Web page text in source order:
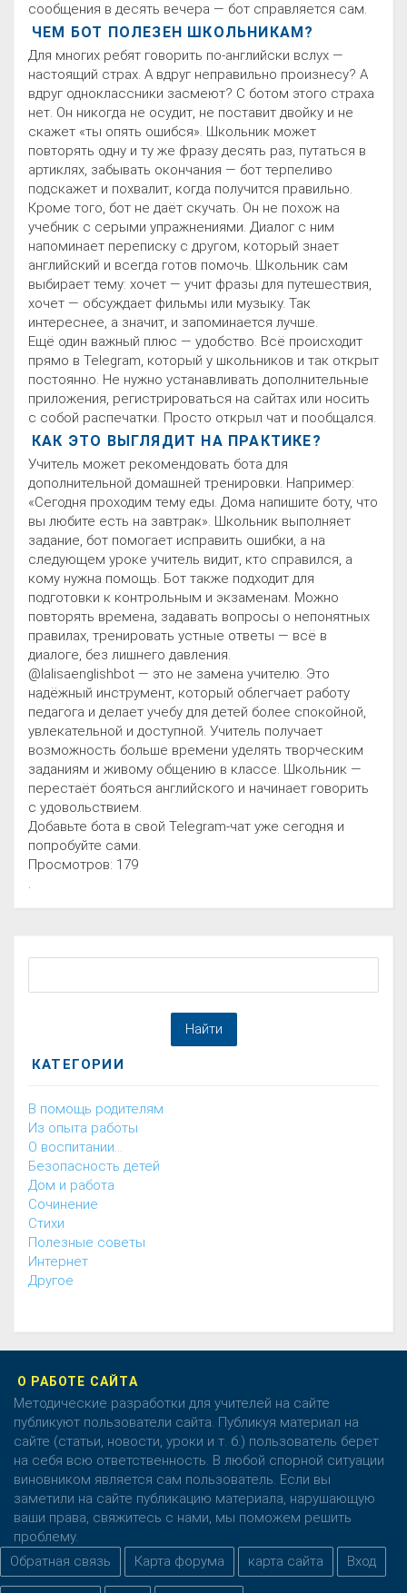
сообщения в десять вечера — бот справляется сам.
ЧЕМ БОТ ПОЛЕЗЕН ШКОЛЬНИКАМ?
Для многих ребят говорить по-английски вслух —
настоящий страх. А вдруг неправильно произнесу? А
вдруг одноклассники засмеют? С ботом этого страха
нет. Он никогда не осудит, не поставит двойку и не
скажет «ты опять ошибся». Школьник может
повторять одну и ту же фразу десять раз, путаться в
артиклях, забывать окончания — бот терпеливо
подскажет и похвалит, когда получится правильно.
Кроме того, бот не даёт скучать. Он не похож на
учебник с серыми упражнениями. Диалог с ним
напоминает переписку с другом, который знает
английский и всегда готов помочь. Школьник сам
выбирает тему: хочет — учит фразы для путешествия,
хочет — обсуждает фильмы или музыку. Так
интереснее, а значит, и запоминается лучше.
Ещё один важный плюс — удобство. Всё происходит
прямо в Telegram, который у школьников и так открыт
постоянно. Не нужно устанавливать дополнительные
приложения, регистрироваться на сайтах или носить
с собой распечатки. Просто открыл чат и пообщался.
КАК ЭТО ВЫГЛЯДИТ НА ПРАКТИКЕ?
Учитель может рекомендовать бота для
дополнительной домашней тренировки. Например:
«Сегодня проходим тему еды. Дома напишите боту, что
вы любите есть на завтрак». Школьник выполняет
задание, бот помогает исправить ошибки, а на
следующем уроке учитель видит, кто справился, а
кому нужна помощь. Бот также подходит для
подготовки к контрольным и экзаменам. Можно
повторять времена, задавать вопросы о непонятных
правилах, тренировать устные ответы — всё в
диалоге, без лишнего давления.
@lalisaenglishbot — это не замена учителю. Это
надёжный инструмент, который облегчает работу
педагога и делает учебу для детей более спокойной,
увлекательной и доступной. Учитель получает
возможность больше времени уделять творческим
заданиям и живому общению в классе. Школьник —
перестаёт бояться английского и начинает говорить
с удовольствием.
Добавьте бота в свой Telegram-чат уже сегодня и
попробуйте сами.
Просмотров: 179
.
КАТЕГОРИИ
В помощь родителям
Из опыта работы
О воспитании...
Безопасность детей
Дом и работа
Cочинение
Cтихи
Полезные советы
Интернет
Другое
О РАБОТЕ САЙТА
Методические разработки для учителей на сайте
публикуют пользователи сайта. Публикуя материал на
сайте (статьи, новости, уроки и т. б.) пользователь берет
на себя всю ответственность. В любой спорной ситуации
виновником является сам пользователь. Если вы
заметили на сайте публикацию материала, нарушающую
ваши права, свяжитесь с нами, мы поможем решить
проблему.
Обратная связь
Карта форума карта сайта Вход